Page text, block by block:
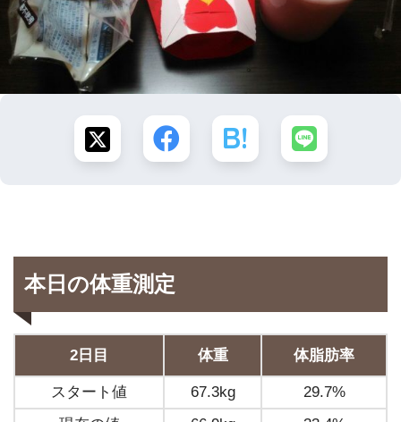
本日の体重測定
2日目 体重 体脂肪率
スタート値 67.3kg
29.7%